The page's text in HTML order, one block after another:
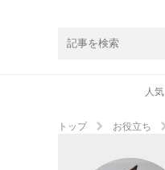
人気
トップ お役立ち